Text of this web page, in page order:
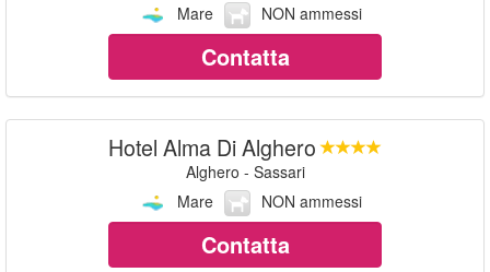
Mare
NON ammessi
Contatta
Hotel Alma Di Alghero
Alghero - Sassari
Mare
NON ammessi
Contatta